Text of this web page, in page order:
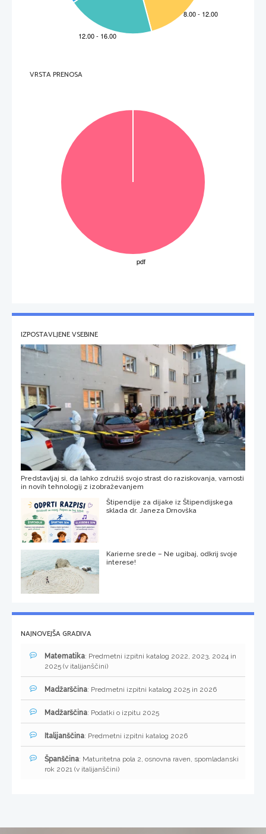
VRSTA PRENOSA
IZPOSTAVLJENE VSEBINE
Predstavljaj si, da lahko združiš svojo strast do raziskovanja, varnosti
in novih tehnologij z izobraževanjem
Štipendije za dijake iz Štipendijskega
sklada dr. Janeza Drnovška
Karierne srede – Ne ugibaj, odkrij svoje
interese!
NAJNOVEJŠA GRADIVA
Matematika: Predmetni izpitni katalog 2022, 2023, 2024 in
2025 (v italijanščini)
Madžarščina: Predmetni izpitni katalog 2025 in 2026
Madžarščina: Podatki o izpitu 2025
Italijanščina: Predmetni izpitni katalog 2026
Španščina: Maturitetna pola 2, osnovna raven, spomladanski
rok 2021 (v italijanščini)